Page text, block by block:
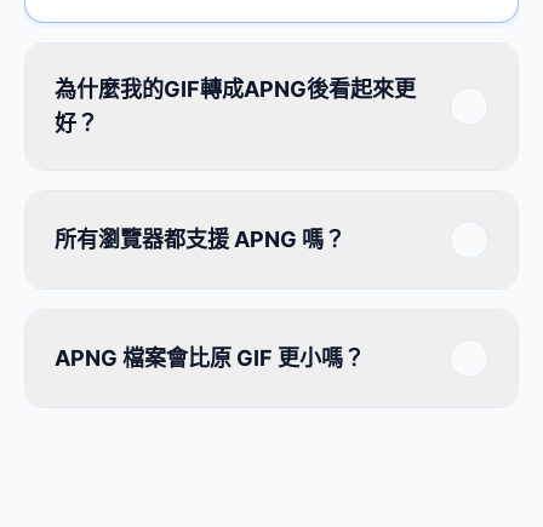
為什麼我的GIF轉成APNG後看起來更
好？
所有瀏覽器都支援 APNG 嗎？
APNG 檔案會比原 GIF 更小嗎？